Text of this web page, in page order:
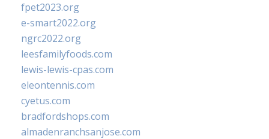
fpet2023.org
e-smart2022.org
ngrc2022.org
leesfamilyfoods.com
lewis-lewis-cpas.com
eleontennis.com
cyetus.com
bradfordshops.com
almadenranchsanjose.com